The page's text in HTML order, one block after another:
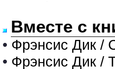
Вместе с
• Фрэнсис Дик /
• Фрэнсис Дик /